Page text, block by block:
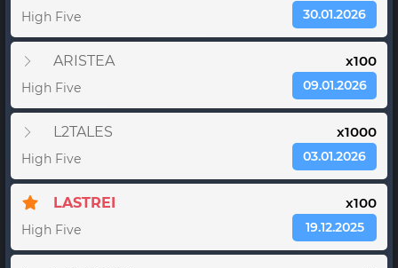
High Five 30.01.2026
ARISTEA x100
High Five 09.01.2026
L2TALES x1000
High Five 03.01.2026
LASTREI x100
High Five 19.12.2025